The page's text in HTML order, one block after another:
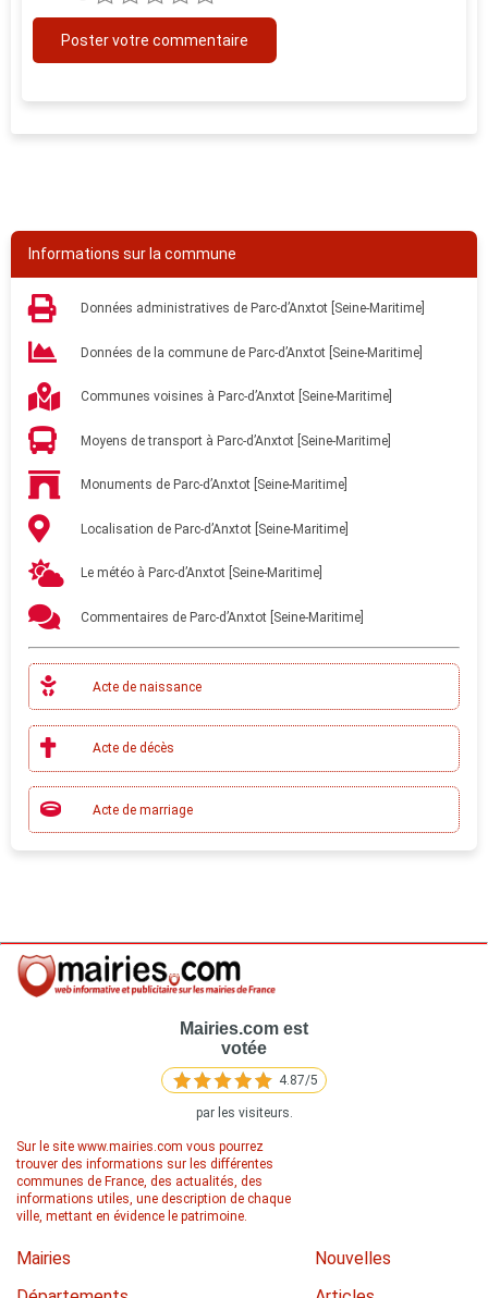
Informations sur la commune
Données administratives de Parc-d’Anxtot [Seine-Maritime]
Données de la commune de Parc-d’Anxtot [Seine-Maritime]
Communes voisines à Parc-d’Anxtot [Seine-Maritime]
Moyens de transport à Parc-d’Anxtot [Seine-Maritime]
Monuments de Parc-d’Anxtot [Seine-Maritime]
Localisation de Parc-d’Anxtot [Seine-Maritime]
Le météo à Parc-d’Anxtot [Seine-Maritime]
Commentaires de Parc-d’Anxtot [Seine-Maritime]
Acte de naissance
Acte de décès
Acte de marriage
Mairies.com est
votée
4.87/5
par les visiteurs.
Sur le site www.mairies.com vous pourrez
trouver des informations sur les différentes
communes de France, des actualités, des
informations utiles, une description de chaque
ville, mettant en évidence le patrimoine.
Mairies
Nouvelles